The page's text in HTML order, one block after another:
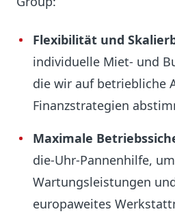
Flexibilität und
individuelle Miet- und
die wir auf betriebliche
Finanzstrategien
Maximale
die-Uhr-Pannenhilfe,
Wartungsleistungen
europaweites